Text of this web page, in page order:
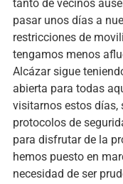
tanto de vecinos
pasar unos días a
restricciones de
tengamos menos
Alcázar sigue
abierta para todas
visitarnos estos días,
protocolos de
para disfrutar de la
hemos puesto en
necesidad de ser